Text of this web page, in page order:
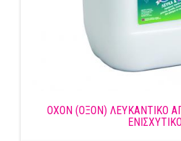
OXON (ΟΞΟΝ) ΛΕΥΚΑΝΤΙΚΟ